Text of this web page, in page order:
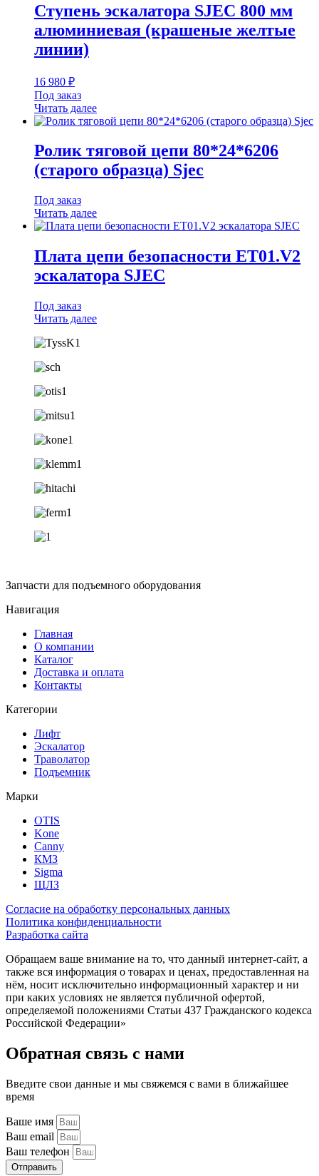
Ступень эскалатора SJEC 800 мм
алюминиевая (крашеные желтые
линии)
16 980 ₽
Под заказ
Читать далее
Ролик тяговой цепи 80*24*6206
(старого образца) Sjec
Под заказ
Читать далее
Плата цепи безопасности ET01.V2
эскалатора SJEС
Под заказ
Читать далее
Запчасти для подъемного оборудования
Навигация
Главная
О компании
Каталог
Доставка и оплата
Контакты
Категории
Лифт
Эскалатор
Траволатор
Подъемник
Марки
OTIS
Kone
Canny
КМЗ
Sigma
ЩЛЗ
Согласие на обработку персональных данных
Политика конфиденциальности
Разработка сайта
Обращаем ваше внимание на то, что данный интернет-сайт, а
также вся информация о товарах и ценах, предоставленная на
нём, носит исключительно информационный характер и ни
при каких условиях не является публичной офертой,
определяемой положениями Статьи 437 Гражданского кодекса
Российской Федерации»
Обратная связь с нами
Введите свои данные и мы свяжемся с вами в ближайшее
время
Ваше имя
Ваш email
Ваш телефон
Отправить